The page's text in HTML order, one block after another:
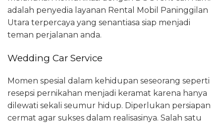
adalah penyedia layanan Rental Mobil Paninggilan
Utara terpercaya yang senantiasa siap menjadi
teman perjalanan anda.
Wedding Car Service
Momen spesial dalam kehidupan seseorang seperti
resepsi pernikahan menjadi keramat karena hanya
dilewati sekali seumur hidup. Diperlukan persiapan
cermat agar sukses dalam realisasinya. Salah satu